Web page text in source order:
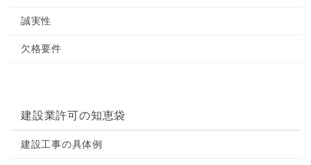
誠実性
欠格要件
建設業許可の知恵袋
建設工事の具体例